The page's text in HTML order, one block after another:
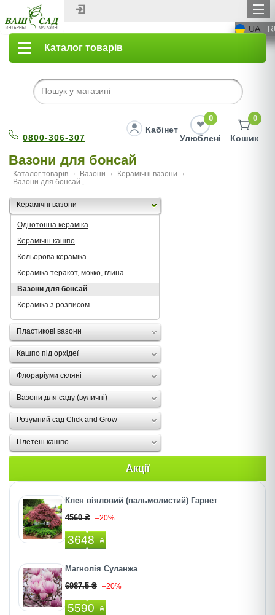
UA
Каталог товарів
0800-306-307
Кабінет
0
Улюблені
0
Кошик
Вазони для бонсай
Каталог товарів Вазони
Керамічні вазони
Вазони для бонсай
Керамічні вазони
Однотонна кераміка
Керамічні кашпо
Кольорова кераміка
Кераміка теракот, мокко, глина
Вазони для бонсай
Кераміка з розписом
Пластикові вазони
Кашпо під орхідеї
Флораріуми скляні
Вазони для саду (вуличні)
Розумний сад Click and Grow
Плетені кашпо
Акції
Клен віяловий (пальмолистий) Гарнет
4560 ₴ –20%
3648 ₴
Магнолія Суланжа
6987.5 ₴ –20%
5590 ₴